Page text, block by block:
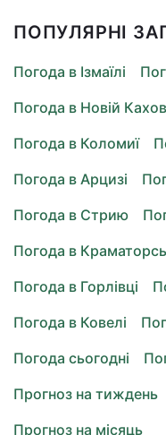
ПОПУЛЯРНІ
Погода в Ізмаїлі
Погода в Новій
Погода в Коломиї
Погода в Арцизі
Погода в Стрию
Погода в
Погода в Горлівці
Погода в Ковелі
Погода сьогодні
Прогноз на тиждень
Прогноз на місяць